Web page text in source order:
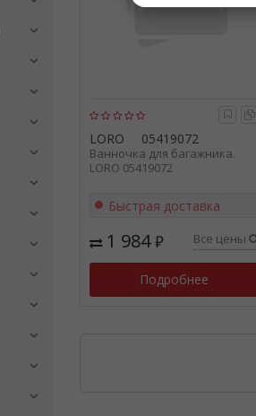
LORO 05419072
Ванночка для багажника.
LORO 05419072
Быстрая доставка
1 984₽ Все цены
Подробнее